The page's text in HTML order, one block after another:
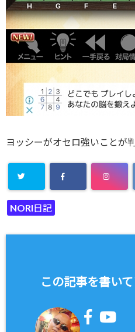
ヨッシーがオセロ強いことが
NORI日記
この記事を書い